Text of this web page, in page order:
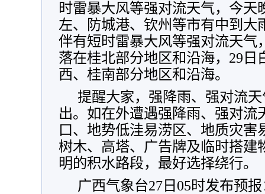
时雷暴大风等强对流天气， 今天
左、防城港、钦州等市有中到大
伴有短时雷暴大风等强对流天气
落在桂北部分地区和沿海， 29日
西、桂南部分地区和沿海。
提醒大家，强降雨、强对流
出。如在外遭遇强降雨、强对流
口、地势低洼易涝区、地质灾害
树木、高塔、广告牌及临时搭建
明的积水路段，最好选择绕行。
广西气象台27日05时发布预